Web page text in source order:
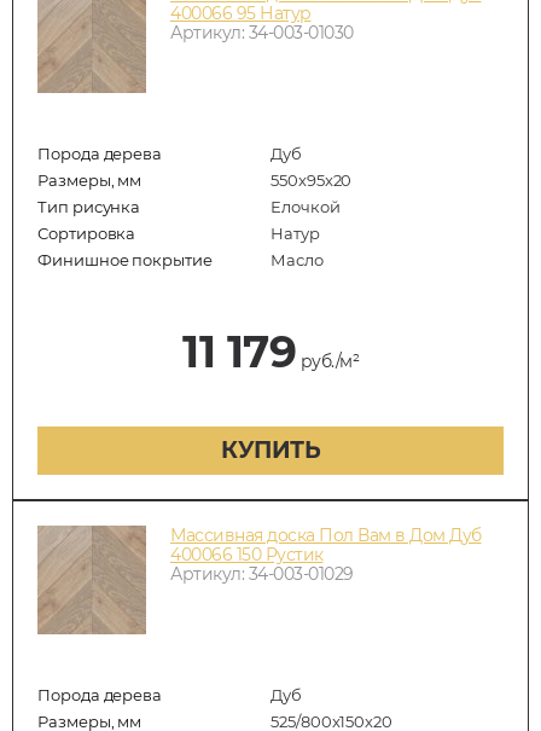
400066 95 Натур
Артикул: 34-003-01030
Порода дерева
Дуб
Размеры, мм
550x95x20
Тип рисунка
Елочкой
Сортировка
Натур
Финишное покрытие
Масло
11 179 руб./м²
КУПИТЬ
Массивная доска Пол Вам в Дом Дуб
400066 150 Рустик
Артикул: 34-003-01029
Порода дерева
Дуб
Размеры, мм
525/800x150x20